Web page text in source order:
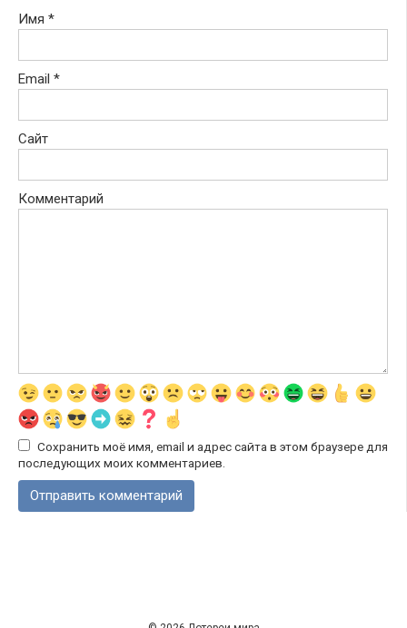
Имя *
Email *
Сайт
Комментарий
Сохранить моё имя, email и адрес сайта в этом браузере для
последующих моих комментариев.